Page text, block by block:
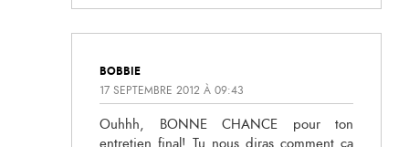
BOBBIE
17 SEPTEMBRE 2012 À 09:43
Ouhhh, BONNE CHANCE pour ton